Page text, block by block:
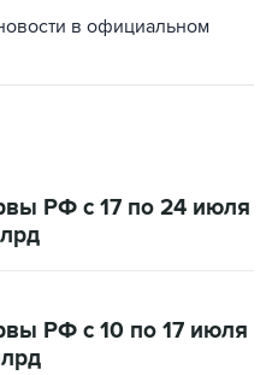
в официальном
РФ с 17 по 24 июля
РФ с 10 по 17 июля